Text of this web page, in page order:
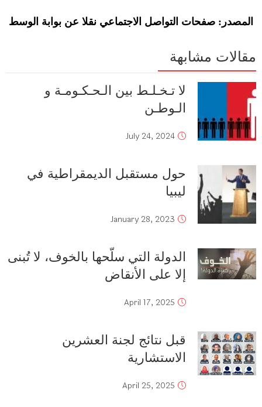
المصدر : صفحات التواصل الاجتماعي نقلا عن بوابة الوسط
مقالات مشابهة
لا تـخـلـط بين الـحـكـومـة و
الـوطـن
July 24, 2024
حول مستقبل الديمقراطية في
ليبيا
January 28, 2023
الدولة التي سلّحها بالخوف، لا تُبنى
إلا على الأنقاض
April 17, 2025
قبل نتائج لجنة العشرين
الاستشارية
April 25, 2025